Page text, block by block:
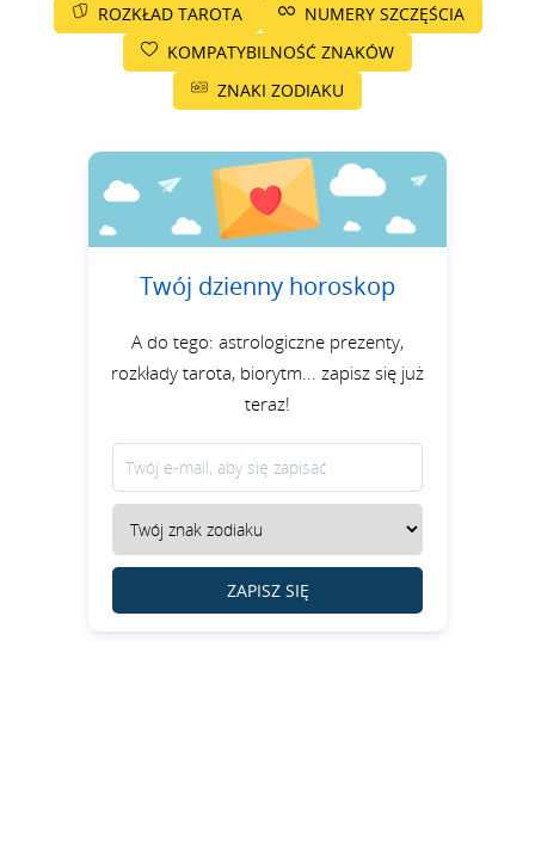
ROZKŁAD TAROTA
NUMERY SZCZĘŚCIA
KOMPATYBILNOŚĆ ZNAKÓW
ZNAKI ZODIAKU
Twój dzienny horoskop
A do tego: astrologiczne prezenty,
rozkłady tarota, biorytm... zapisz się już
teraz!
ZAPISZ SIĘ